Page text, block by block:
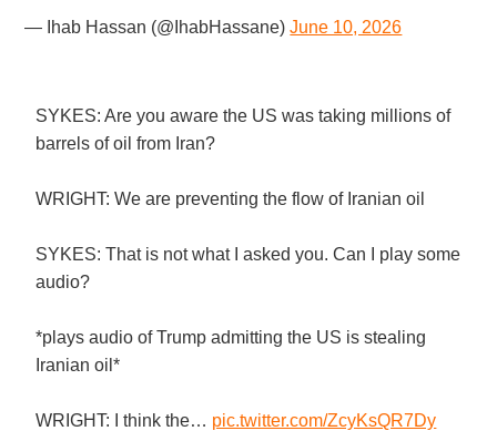
— Ihab Hassan (@IhabHassane)June 10, 2026
SYKES: Are you aware the US was taking millions of
barrels of oil from Iran?
WRIGHT: We are preventing the flow of Iranian oil
SYKES: That is not what I asked you. Can I play some
audio?
*plays audio of Trump admitting the US is stealing
Iranian oil*
WRIGHT: I think the… pic.twitter.com/ZcyKsQR7Dy